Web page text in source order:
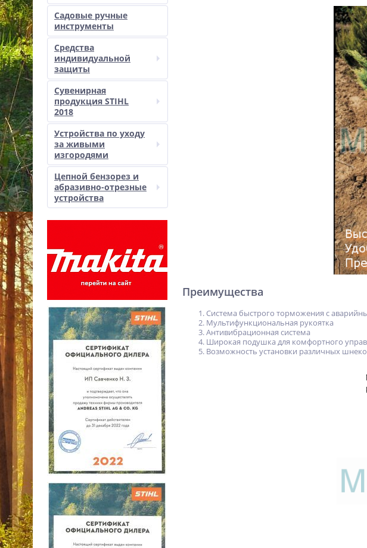
Садовые ручные
инструменты
Средства
индивидуальной
защиты
Сувенирная
продукция STIHL
2018
Устройства по уходу
за живыми
изгородями
Цепной бензорез и
абразивно-отрезные
устройства
Преимущества
Система быстрого торможения с
Мультифункциональная рукоятка
Антивибрационная система
Широкая подушка для комфортного
Возможность установки различных